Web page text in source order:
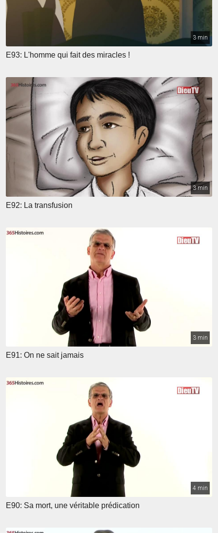
3 min
E93: L'homme qui fait des miracles !
3 min
E92: La transfusion
3 min
E91: On ne sait jamais
4 min
E90: Sa mort, une véritable prédication